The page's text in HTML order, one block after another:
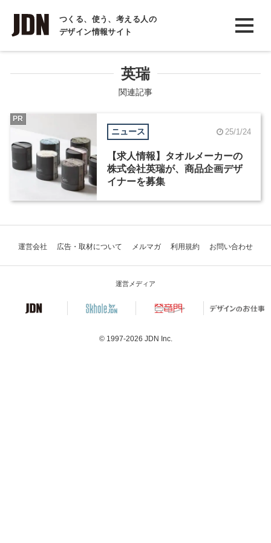
つくる、使う、考える人の
デザイン情報サイト
INTERVIEW
インタビュー
COLUMN
英瑞
関連記事
ニュース 25/1/24
【求人情報】タオルメーカーの
株式会社英瑞が、商品企画デザ
イナーを募集
PR
運営会社 広告・取材について メルマガ 利用規約 お問い合わせ
運営メディア
© 1997-2026 JDN Inc.